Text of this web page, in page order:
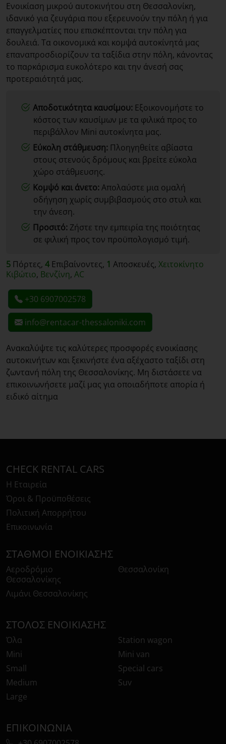
Ενοικίαση μικρού αυτοκινήτου στη Θεσσαλονίκη,
ιδανικό για ζευγάρια που εξερευνούν την πόλη ή για
επαγγελματίες που επισκέπτονται την πόλη για
δουλειά. Τα οικονομικά και κομψά αυτοκίνητά μας
επαναπροσδιορίζουν τα ταξίδια στην πόλη, κάνοντας
το παρκάρισμα ευκολότερο και την άνεσή σας
προτεραιότητά μας.
Αποδοτικότητα καυσίμου: Εξοικονομήστε το
κόστος των καυσίμων με τα φιλικά προς το
περιβάλλον Mini αυτοκίνητα μας.
Εύκολη στάθμευση: Πλοηγηθείτε αβίαστα
στους στενούς δρόμους και βρείτε εύκολα
χώρο στάθμευσης.
Κομψό και άνετο:Απολαύστε μια ομαλή
οδήγηση χωρίς συμβιβασμούς στο στυλ και
την άνεση.
Προσιτό: Ζήστε την εμπειρία της ποιότητας
σε φιλική προς τον προϋπολογισμό τιμή.
5 Πόρτες, 4Επιβαίνοντες, 1 Αποσκευές, Χειτοκίνητο
Κιβώτιο, Βενζίνη, AC
+30 6907002578
info@rentacar-thessaloniki.com
Ανακαλύψτε τις καλύτερες προσφορές ενοικίασης
αυτοκινήτων και ξεκινήστε ένα αξέχαστο ταξίδι στη
ζωντανή πόλη της Θεσσαλονίκης. Μη διστάσετε να
επικοινωνήσετε μαζί μας για οποιαδήποτε απορία ή
ειδικό αίτημα
CHECK RENTAL CARS
Η Εταιρεία
Όροι & Προϋποθέσεις
Πολιτική Απορρήτου
Επικοινωνία
ΣΤΑΘΜΟΊ ΕΝΟΙΚΊΑΣΗΣ
Αεροδρόμιο
Θεσσαλονίκης
Λιμάνι Θεσσαλονίκης
Θεσσαλονίκη
ΣΤΌΛΟΣ ΕΝΟΙΚΊΑΣΗΣ
Όλα
Mini
Small
Medium
Large
Station wagon
Mini van
Special cars
Suv
ΕΠΙΚΟΙΝΩΝΊΑ